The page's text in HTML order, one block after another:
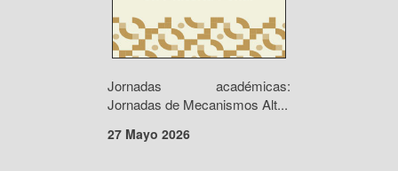
Jornadas académicas:
Jornadas de Mecanismos Alt...
27 Mayo 2026